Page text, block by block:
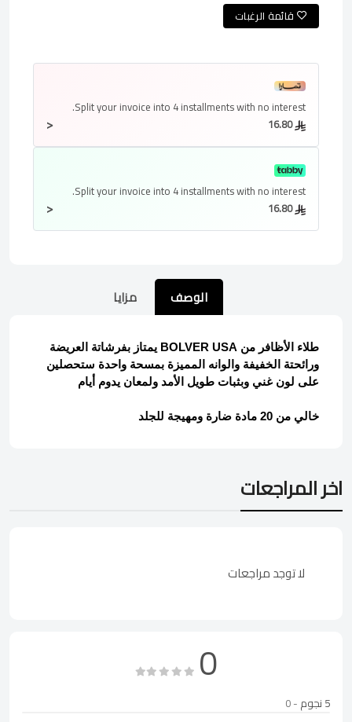
قائمة الرغبات
Split your invoice into 4 installmentswith no interest.
< 16.80
Split your invoice into 4 installmentswith no interest.
< 16.80
الوصف مزايا
طلاء الأظافر من BOLVER USA يمتاز بفرشاتة العريضة
ورائحتة الخفيفة والوانه المميزة بمسحة واحدة ستحصلين
على لون غني وبثبات طويل الأمد ولمعان يدوم أيام
خالي من 20 مادة ضارة ومهيجة للجلد
اخر المراجعات
لا توجد مراجعات
0
5 نجوم - 0